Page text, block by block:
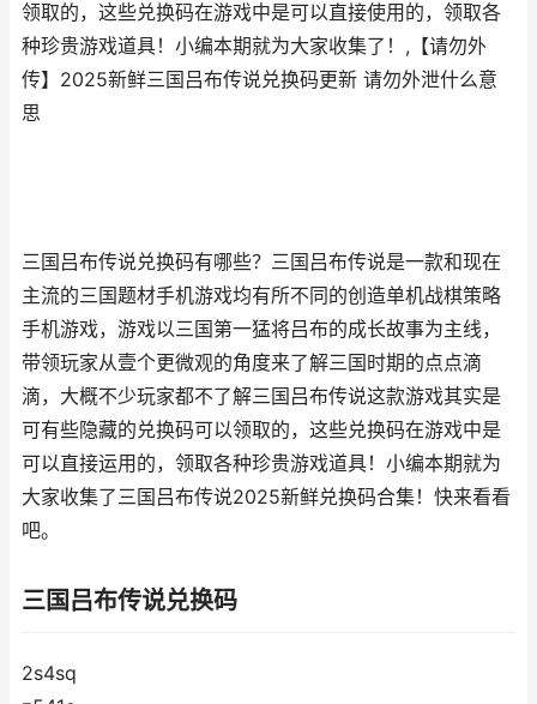
领取的，这些兑换码在游戏中是可以直接使用的，领取各
种珍贵游戏道具！小编本期就为大家收集了！,【请勿外
传】2025新鲜三国吕布传说兑换码更新 请勿外泄什么意
思
三国吕布传说兑换码有哪些？三国吕布传说是一款和现在
主流的三国题材手机游戏均有所不同的创造单机战棋策略
手机游戏，游戏以三国第一猛将吕布的成长故事为主线，
带领玩家从壹个更微观的角度来了解三国时期的点点滴
滴，大概不少玩家都不了解三国吕布传说这款游戏其实是
可有些隐藏的兑换码可以领取的，这些兑换码在游戏中是
可以直接运用的，领取各种珍贵游戏道具！小编本期就为
大家收集了三国吕布传说2025新鲜兑换码合集！快来看看
吧。
三国吕布传说兑换码
2s4sq